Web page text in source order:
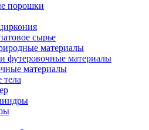
порошки
сырье
материалы
футеровочные материалы
материалы